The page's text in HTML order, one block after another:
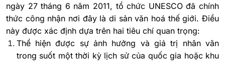
ngày 27 tháng 6 năm 2011, tổ chức UNESCO đã chính
thức công nhận nơi đây là di sản văn hoá thế giới. Điều
này được xác định dựa trên hai tiêu chí quan trọng:
Thể hiện được sự ảnh hưởng và giá trị nhân văn
trong suốt một thời kỳ lịch sử của quốc gia hoặc khu